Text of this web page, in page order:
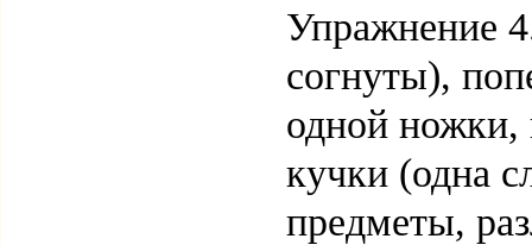
Упражнение
согнуты),
одной ножки,
кучки (одна
предметы,